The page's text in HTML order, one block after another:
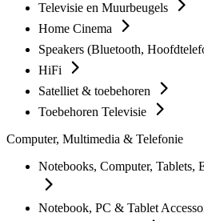
Televisie en Muurbeugels
Home Cinema
Speakers (Bluetooth,
HiFi
Satelliet & toebehoren
Toebehoren Televisie
Computer, Multimedia & Telefonie
Notebooks, Computer, Tablets,
Notebook, PC & Tablet